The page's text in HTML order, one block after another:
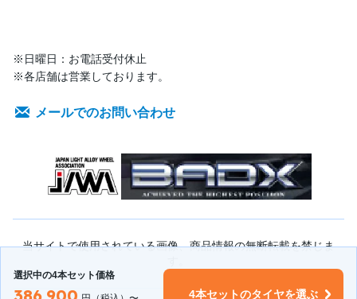
選択中の4本セット価格
4本セットのタイヤを選ぶ
※日曜日：お電話受付休止
※各店舗は営業しております。
メールでのお問い合わせ
当サイトで使用されている画像、商品情報の無断転載を禁じま